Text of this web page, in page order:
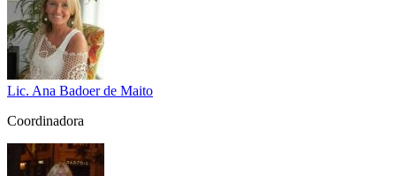
Lic. Ana Badoer de Maito
Coordinadora